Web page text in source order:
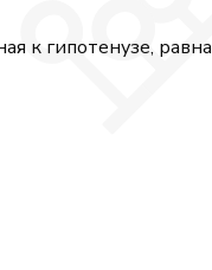
к гипотенузе, равна